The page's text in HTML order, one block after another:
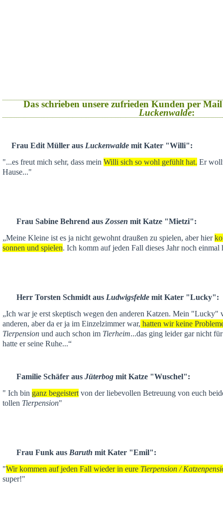
Das schrieben unsere zufrieden Kunden per
Luckenwalde:
Frau Edit Müller aus Luckenwalde mit Kater "Willi":
"...es freut mich sehr, dass mein Willi sich so wohl gefühlt hat. Er
Hause..."
Frau Sabine Behrend aus Zossen mit Katze "Mietzi":
„Meine Kleine ist es ja nicht gewohnt draußen zu spielen, aber hier
sonnen und spielen. Ich komm auf jeden Fall dieses Jahr noch einmal
Herr Torsten Schmidt aus Ludwigsfelde mit Kater "Lucky":
„Ich war je erst skeptisch wegen den anderen Katzen. Mein "Lucky"
anderen, aber da er ja im Einzelzimmer war, hatten wir keine
Tierpension und auch schon im Tierheim...das ging leider gar nicht
hatte er seine Ruhe...“
Familie Schäfer aus Jüterbog mit Katze "Wuschel":
" Ich bin ganz begeistert von der liebevollen Betreuung von euch
tollen Tierpension"
Frau Funk aus Baruth mit Kater "Emil":
"Wir kommen auf jeden Fall wieder in eure Tierpension /
super!"